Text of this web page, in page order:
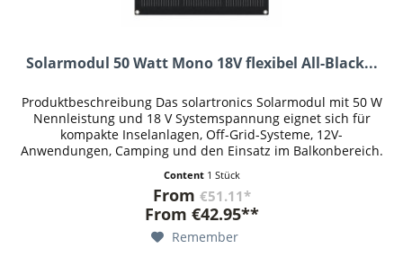
Solarmodul 50 Watt Mono 18V flexibel All-Black...
Produktbeschreibung Das solartronics Solarmodul mit 50 W
Nennleistung und 18 V Systemspannung eignet sich für
kompakte Inselanlagen, Off-Grid-Systeme, 12V-
Anwendungen, Camping und den Einsatz im Balkonbereich.
Content 1 Stück
From €51.11*
From €42.95**
Remember